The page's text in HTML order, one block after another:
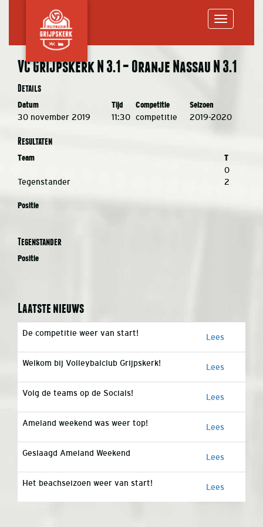
VC Grijpskerk N 3.1 – Oranje Nassau N 3.1
Details
Datum Tijd Competitie Seizoen
30 november 2019 11:30 competitie 2019-2020
Resultaten
Team T
0
Tegenstander
2
Positie
Tegenstander
Positie
Laatste nieuws
De competitie weer van start! Lees
Welkom bij Volleybalclub Grijpskerk! Lees
Volg de teams op de Socials! Lees
Ameland weekend was weer top! Lees
Geslaagd Ameland Weekend Lees
Het beachseizoen weer van start! Lees